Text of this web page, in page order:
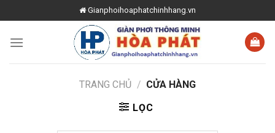
to
content
Gianphoihoaphatchinhhang.vn
TRANG CHỦ / CỬA HÀNG
LỌC